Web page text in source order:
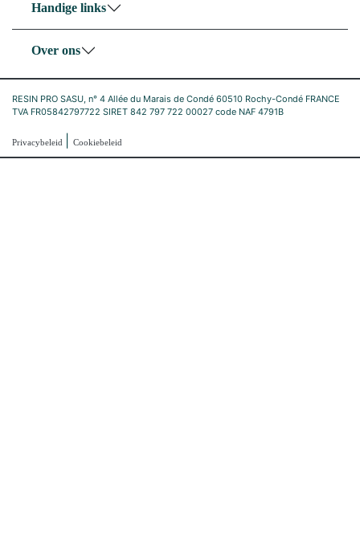
Handige links
Over ons
RESIN PRO SASU, n° 4 Allée du Marais de Condé 60510 Rochy-Condé FRANCE
TVA FR05842797722 SIRET 842 797 722 00027 code NAF 4791B
Privacybeleid Cookiebeleid